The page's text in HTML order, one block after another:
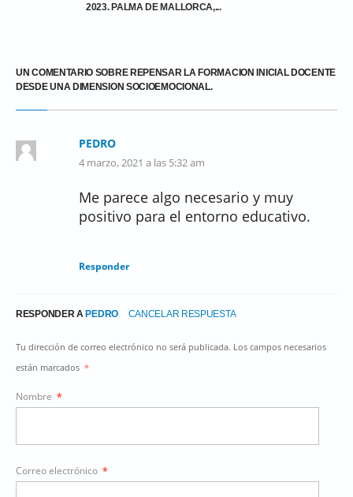
2023. PALMA DE MALLORCA,...
UN COMENTARIO SOBRE REPENSAR LA FORMACION INICIAL DOCENTE
DESDE UNA DIMENSION SOCIOEMOCIONAL.
PEDRO
4 marzo, 2021 a las 5:32 am
Me parece algo necesario y muy
positivo para el entorno educativo.
Responder
RESPONDER A PEDRO CANCELAR RESPUESTA
Tu dirección de correo electrónico no será publicada. Los campos necesarios
están marcados *
Nombre *
Correo electrónico *